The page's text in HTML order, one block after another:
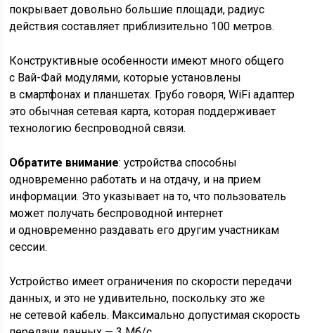
покрывает довольно большие площади, радиус
действия составляет приблизительно 100 метров.
Конструктивные особенности имеют много общего
с Вай-Фай модулями, которые установлены
в смартфонах и планшетах. Грубо говоря, WiFi адаптер
это обычная сетевая карта, которая поддерживает
технологию беспроводной связи.
Обратите внимание: устройства способны
одновременно работать и на отдачу, и на прием
информации. Это указывает на то, что пользователь
может получать беспроводной интернет
и одновременно раздавать его другим участникам
сессии.
Устройство имеет ограничения по скорости передачи
данных, и это не удивительно, поскольку это же
не сетевой кабель. Максимально допустимая скорость